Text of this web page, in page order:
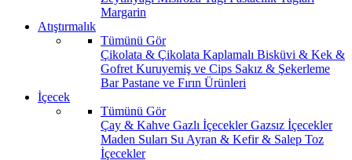
Margarin
Atıştırmalık
Tümünü Gör
Çikolata & Çikolata Kaplamalı Bisküvi & Kek &
Gofret Kuruyemiş ve Cips Sakız & Şekerleme
BarPastane ve Fırın Ürünleri
İçecek
Tümünü Gör
Çay & Kahve Gazlı İçeceklerGazsız İçecekler
Maden Suları Su Ayran & Kefir & Salep Toz
İçecekler